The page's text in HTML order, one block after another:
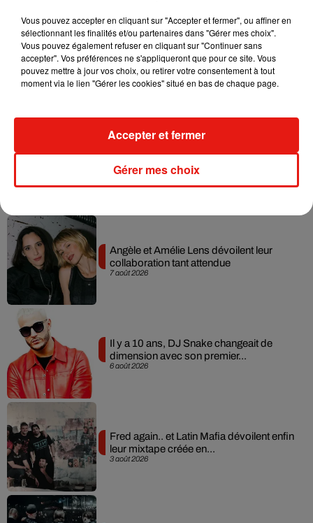
personnage de Jack suite à cette improbable théorie ?
Affaire à suivre...
RÜFÜS DU SOL annonce un nouvel
album après sa tournée mondiale
7 août 2026
Angèle et Amélie Lens dévoilent leur
collaboration tant attendue
6 août 2026
Il y a 10 ans, DJ Snake changeait de
dimension avec son premier...
3 août 2026
Fred again.. et Latin Mafia dévoilent enfin
leur mixtape créée en...
Vous pouvez accepter en cliquant sur "Accepter et fermer", ou affiner en
sélectionnant les finalités et/ou partenaires dans "Gérer mes choix".
Vous pouvez également refuser en cliquant sur "Continuer sans
accepter". Vos préférences ne s'appliqueront que pour ce site. Vous
pouvez mettre à jour vos choix, ou retirer votre consentement à tout
moment via le lien "Gérer les cookies" situé en bas de chaque page.
Gérer mes choix
Accepter et fermer